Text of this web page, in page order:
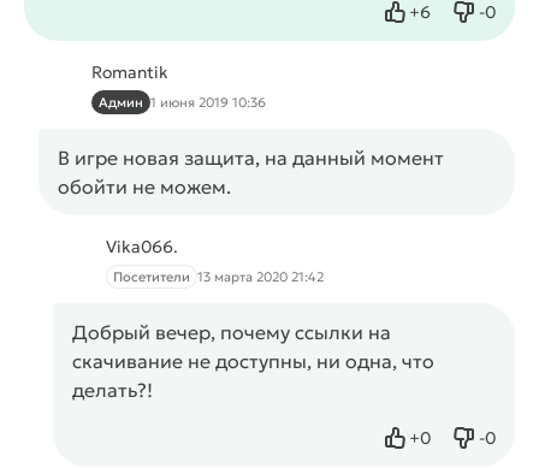
+6
Нравится -0
Не
Romantik
Админ 1 июня 2019 10:36
В игре новая защита, на данный момент
обойти не можем.
Vika066.
Посетители 13 марта 2020 21:42
Добрый вечер, почему ссылки на
скачивание не доступны, ни одна, что
делать?!
+0
Нравится -0
Не